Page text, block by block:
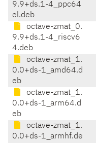
9.9+ds.1-4_ppc64
el.deb
octave-zmat_0.
9.9+ds.1-4_riscv6
4.deb
octave-zmat_1.
0.0+ds-1_amd64.d
eb
octave-zmat_1.
0.0+ds-1_arm64.d
eb
octave-zmat_1.
0.0+ds-1_armhf.de